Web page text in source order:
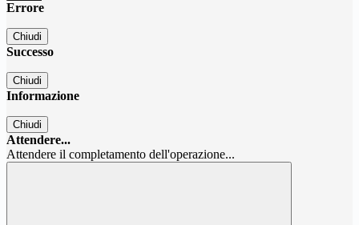
Errore
Chiudi
Successo
Chiudi
Informazione
Chiudi
Attendere...
Attendere il completamento dell'operazione...